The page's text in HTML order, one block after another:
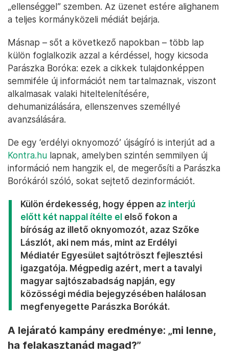
„ellenséggel” szemben. Az üzenet estére alighanem
a teljes kormányközeli médiát bejárja.
Másnap – sőt a következő napokban – több lap
külön foglalkozik azzal a kérdéssel, hogy kicsoda
Parászka Boróka: ezek a cikkek tulajdonképpen
semmiféle új információt nem tartalmaznak, viszont
alkalmasak valaki hiteltelenítésére,
dehumanizálására, ellenszenves személlyé
avanzsálására.
De egy ‘erdélyi oknyomozó’ újságíró is interjút ad a
Kontra.hu lapnak, amelyben szintén semmilyen új
információ nem hangzik el, de megerősíti a Parászka
Borókáról szóló, sokat sejtető dezinformációt.
Külön érdekesség, hogy éppen az interjú
előtt két nappal ítélte el első fokon a
bíróság az illető oknyomozót, azaz Szőke
Lászlót, aki nem más, mint az Erdélyi
Médiatér Egyesület sajtótröszt fejlesztési
igazgatója. Mégpedig azért, mert a tavalyi
magyar sajtószabadság napján, egy
közösségi média bejegyzésében halálosan
megfenyegette Parászka Borókát.
A lejárató kampány eredménye: „mi lenne,
ha felakasztanád magad?”